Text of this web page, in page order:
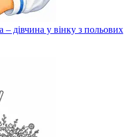
дівчина у вінку з польових